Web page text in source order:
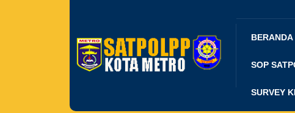
BERANDA
SOP
SURVEY